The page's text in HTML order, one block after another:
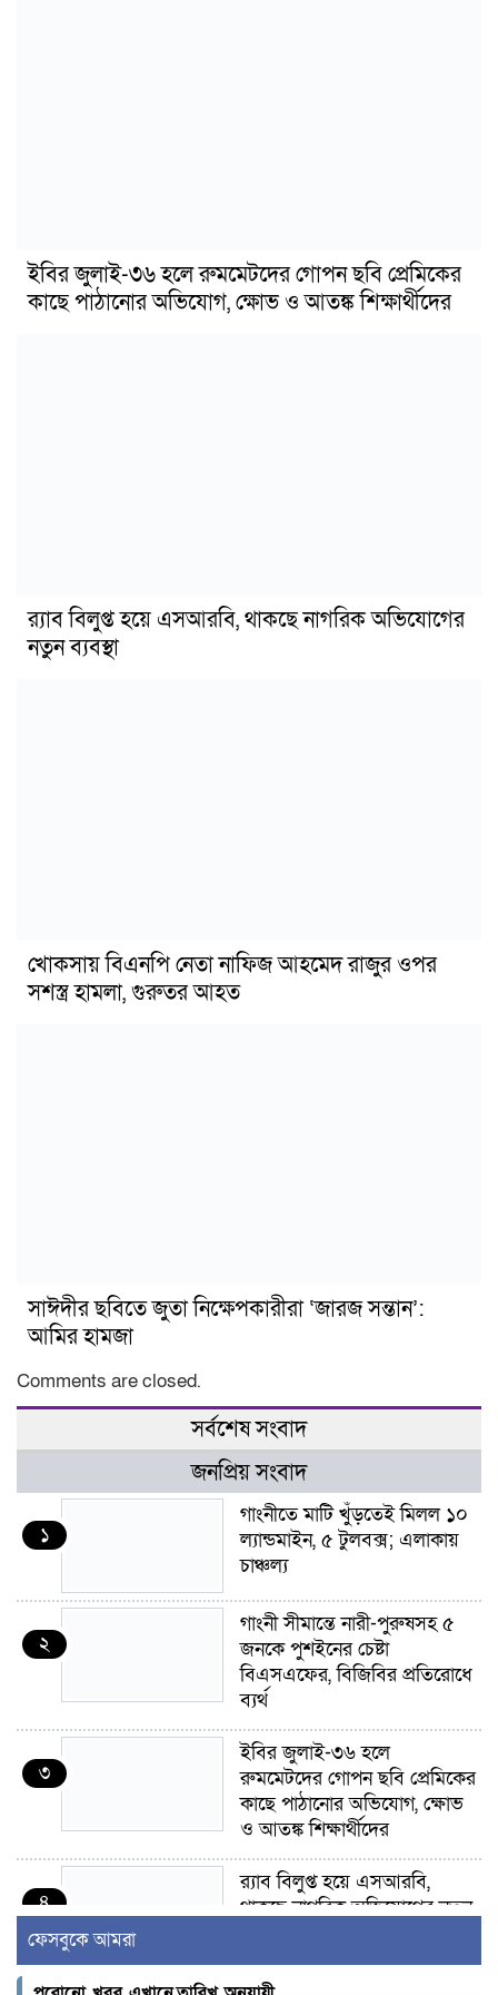
ইবির জুলাই-৩৬ হলে রুমমেটদের গোপন ছবি প্রেমিকের
কাছে পাঠানোর অভিযোগ, ক্ষোভ ও আতঙ্ক শিক্ষার্থীদের
র‍্যাব বিলুপ্ত হয়ে এসআরবি, থাকছে নাগরিক অভিযোগের
নতুন ব্যবস্থা
খোকসায় বিএনপি নেতা নাফিজ আহমেদ রাজুর ওপর
সশস্ত্র হামলা, গুরুতর আহত
সাঈদীর ছবিতে জুতা নিক্ষেপকারীরা ‘জারজ সন্তান’:
আমির হামজা
Comments are closed.
সর্বশেষ সংবাদ
জনপ্রিয় সংবাদ
১
গাংনীতে মাটি খুঁড়তেই মিলল ১০
ল্যান্ডমাইন, ৫ টুলবক্স; এলাকায়
চাঞ্চল্য
২
গাংনী সীমান্তে নারী-পুরুষসহ ৫
জনকে পুশইনের চেষ্টা
বিএসএফের, বিজিবির প্রতিরোধে
ব্যর্থ
৩
ইবির জুলাই-৩৬ হলে
রুমমেটদের গোপন ছবি প্রেমিকের
কাছে পাঠানোর অভিযোগ, ক্ষোভ
ও আতঙ্ক শিক্ষার্থীদের
৪
র‍্যাব বিলুপ্ত হয়ে এসআরবি,
থাকছে নাগরিক অভিযোগের নতুন
ফেসবুকে আমরা